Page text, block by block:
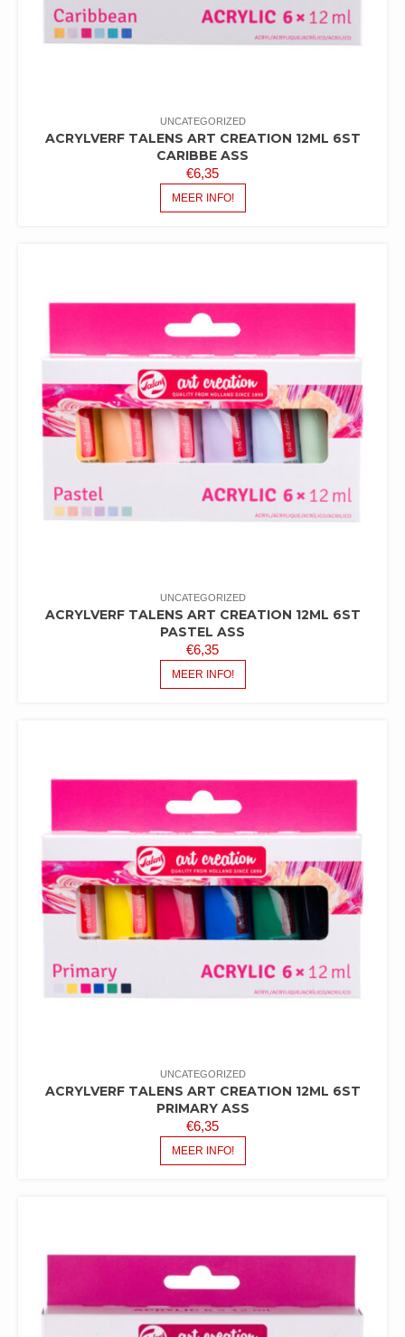
UNCATEGORIZED
ACRYLVERF TALENS ART CREATION 12ML 6ST
CARIBBE ASS
€6,35
MEER INFO!
UNCATEGORIZED
ACRYLVERF TALENS ART CREATION 12ML 6ST
PASTEL ASS
€6,35
MEER INFO!
UNCATEGORIZED
ACRYLVERF TALENS ART CREATION 12ML 6ST
PRIMARY ASS
€6,35
MEER INFO!